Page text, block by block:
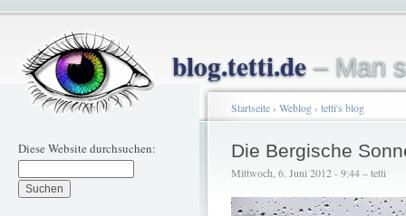
blog.tetti.de– Man
Diese Website durchsuchen:
Startseite› Weblog› tetti's blog
Die Bergische
Mittwoch, 6. Juni 2012 - 9:44 – tetti